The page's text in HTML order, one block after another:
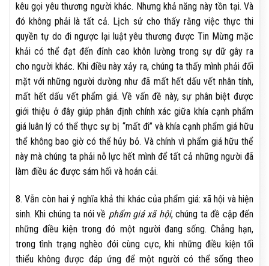
kêu gọi yêu thương người khác. Nhưng khả năng này tồn tại. Và
đó không phải là tất cả. Lịch sử cho thấy rằng việc thực thi
quyền tự do đi ngược lại luật yêu thương được Tin Mừng mặc
khải có thể đạt đến đỉnh cao khôn lường trong sự dữ gây ra
cho người khác. Khi điều này xảy ra, chúng ta thấy mình phải đối
mặt với những người dường như đã mất hết dấu vết nhân tính,
mất hết dấu vết phẩm giá. Về vấn đề này, sự phân biệt được
giới thiệu ở đây giúp phân định chính xác giữa khía cạnh phẩm
giá luân lý có thể thực sự bị “mất đi” và khía cạnh phẩm giá hữu
thể không bao giờ có thể hủy bỏ. Và chính vì phẩm giá hữu thể
này mà chúng ta phải nỗ lực hết mình để tất cả những người đã
làm điều ác được sám hối và hoán cải.
8. Vẫn còn hai ý nghĩa khả thi khác của phẩm giá: xã hội và hiện
sinh. Khi chúng ta nói về phẩm giá xã hội, chúng ta đề cập đến
những điều kiện trong đó một người đang sống. Chẳng hạn,
trong tình trạng nghèo đói cùng cực, khi những điều kiện tối
thiểu không được đáp ứng để một người có thể sống theo